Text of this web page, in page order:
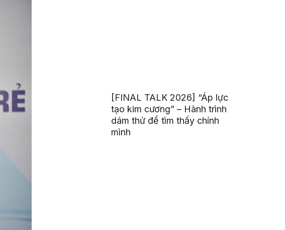
[FINAL TALK 2026] “Áp lực
tạo kim cương” – Hành trình
dám thử để tìm thấy chính
mình